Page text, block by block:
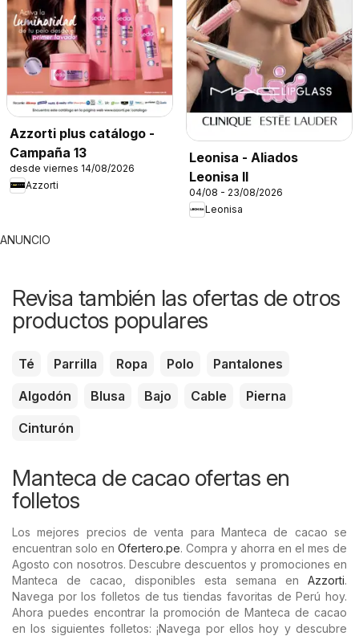
Azzorti plus catálogo -
Campaña 13
desde viernes 14/08/2026
Azzorti
Leonisa - Aliados
Leonisa II
04/08 - 23/08/2026
Leonisa
ANUNCIO
Revisa también las ofertas de otros
productos populares
Té Parrilla Ropa Polo
Pantalones
Algodón
Blusa Bajo Cable
Pierna
Cinturón
Manteca de cacao ofertas en
folletos
Los mejores precios de venta para Manteca de cacao se
encuentran solo en Ofertero.pe. Compra y ahorra en el mes de
Agosto con nosotros. Descubre descuentos y promociones en
Manteca de cacao, disponibles esta semana en Azzorti.
Navega por los folletos de tus tiendas favoritas de Perú hoy.
Ahora puedes encontrar la promoción de Manteca de cacao
en los siguientes folletos: ¡Navega por ellos hoy y descubre